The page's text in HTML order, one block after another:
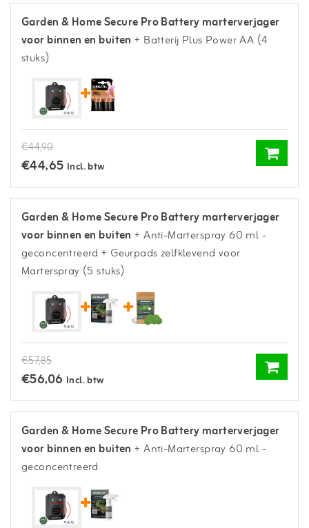
Garden & Home Secure Pro Battery marterverjager
voor binnen en buiten + Batterij Plus Power AA (4
stuks)
€44,90
€44,65 Incl. btw
Garden & Home Secure Pro Battery marterverjager
voor binnen en buiten + Anti-Marterspray 60 ml -
geconcentreerd + Geurpads zelfklevend voor
Marterspray (5 stuks)
€57,85
€56,06 Incl. btw
Garden & Home Secure Pro Battery marterverjager
voor binnen en buiten + Anti-Marterspray 60 ml -
geconcentreerd